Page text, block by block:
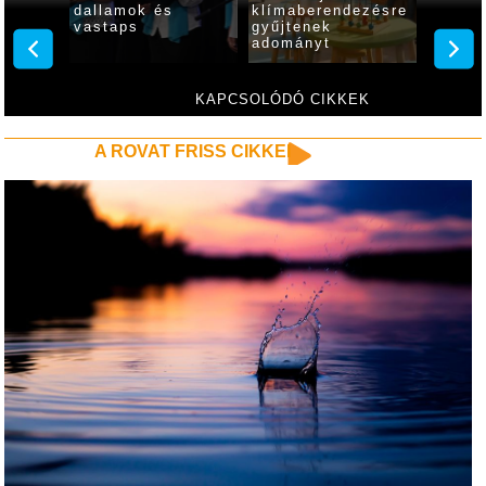
KAPCSOLÓDÓ CIKKEK
dallamok és
vastaps
klímaberendezésre
gyűjtenek
adományt
A ROVAT FRISS CIKKEI